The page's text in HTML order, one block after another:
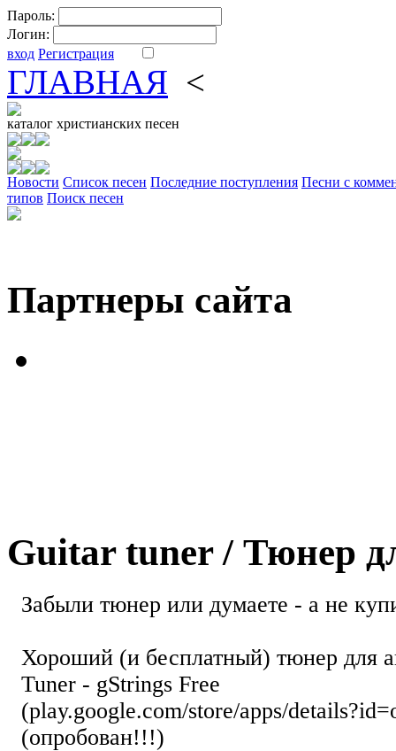
Пароль:
Логин:
вход Регистрация
ГЛАВНАЯ <
каталог христианских песен
Новости Cписок песен Последние поступления Песни с
типов Поиск песен
Партнеры сайта
Guitar tuner / Тюнер
Забыли тюнер или думаете - а не
Хороший (и бесплатный) тюнер для
Tuner - gStrings Free
(play.google.com/store/apps/
(опробован!!!)